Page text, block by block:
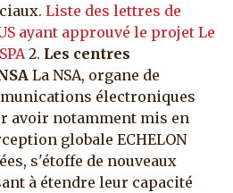
Liste des lettres de
ayant approuvé le projet Le
2. Les centres
La NSA, organe de
électroniques
avoir notamment mis en
globale ECHELON
s'étoffe de nouveaux
à étendre leur capacité